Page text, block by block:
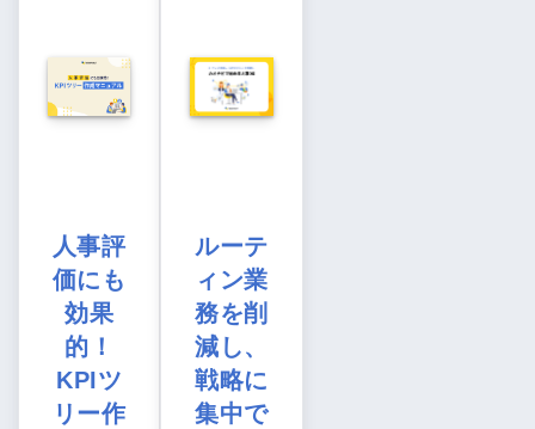
人事評
価にも
効果
的！
KPIツ
リー作
ルーテ
ィン業
務を削
減し、
戦略に
集中で